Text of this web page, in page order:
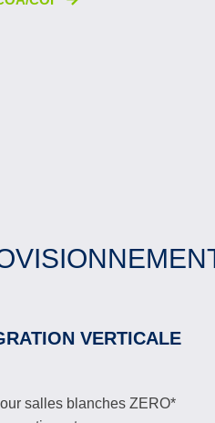
VERTICALE
salles blanches ZERO*